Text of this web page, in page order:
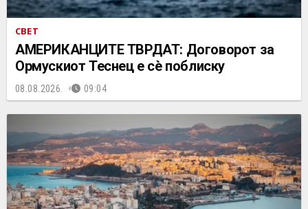
СВЕТ
АМЕРИКАНЦИТЕ ТВРДАТ: Договорот за
Ормускиот Теснец е сè поблиску
08.08.2026. 09:04